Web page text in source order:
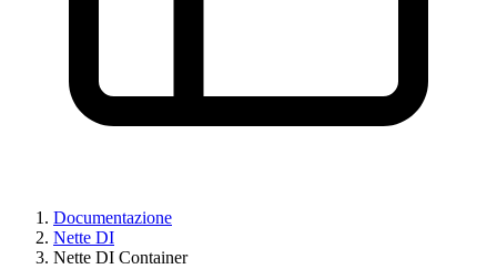
Documentazione
Nette DI
Nette DI Container